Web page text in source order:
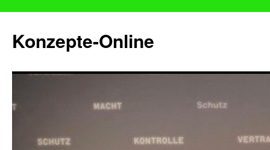
Konzepte-Online